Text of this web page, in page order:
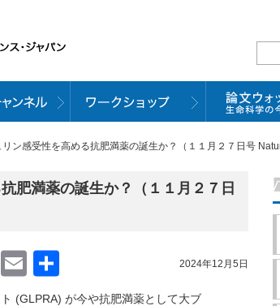
ン感受性を高める抗肥満薬の誕生か？（１１月２７日号
肥満薬の誕生か？（１１月２７日
2024年12月5日
Pocket
Email
有
(GLPRA) が今や抗肥満薬として大ブ